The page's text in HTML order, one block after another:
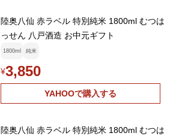
陸奥八仙 赤ラベル 特別純米 1800ml むつは
っせん 八戸酒造 お中元ギフト
1800ml 純米
¥3,850
YAHOOで購入する
陸奥八仙 赤ラベル 特別純米 1800ml むつは